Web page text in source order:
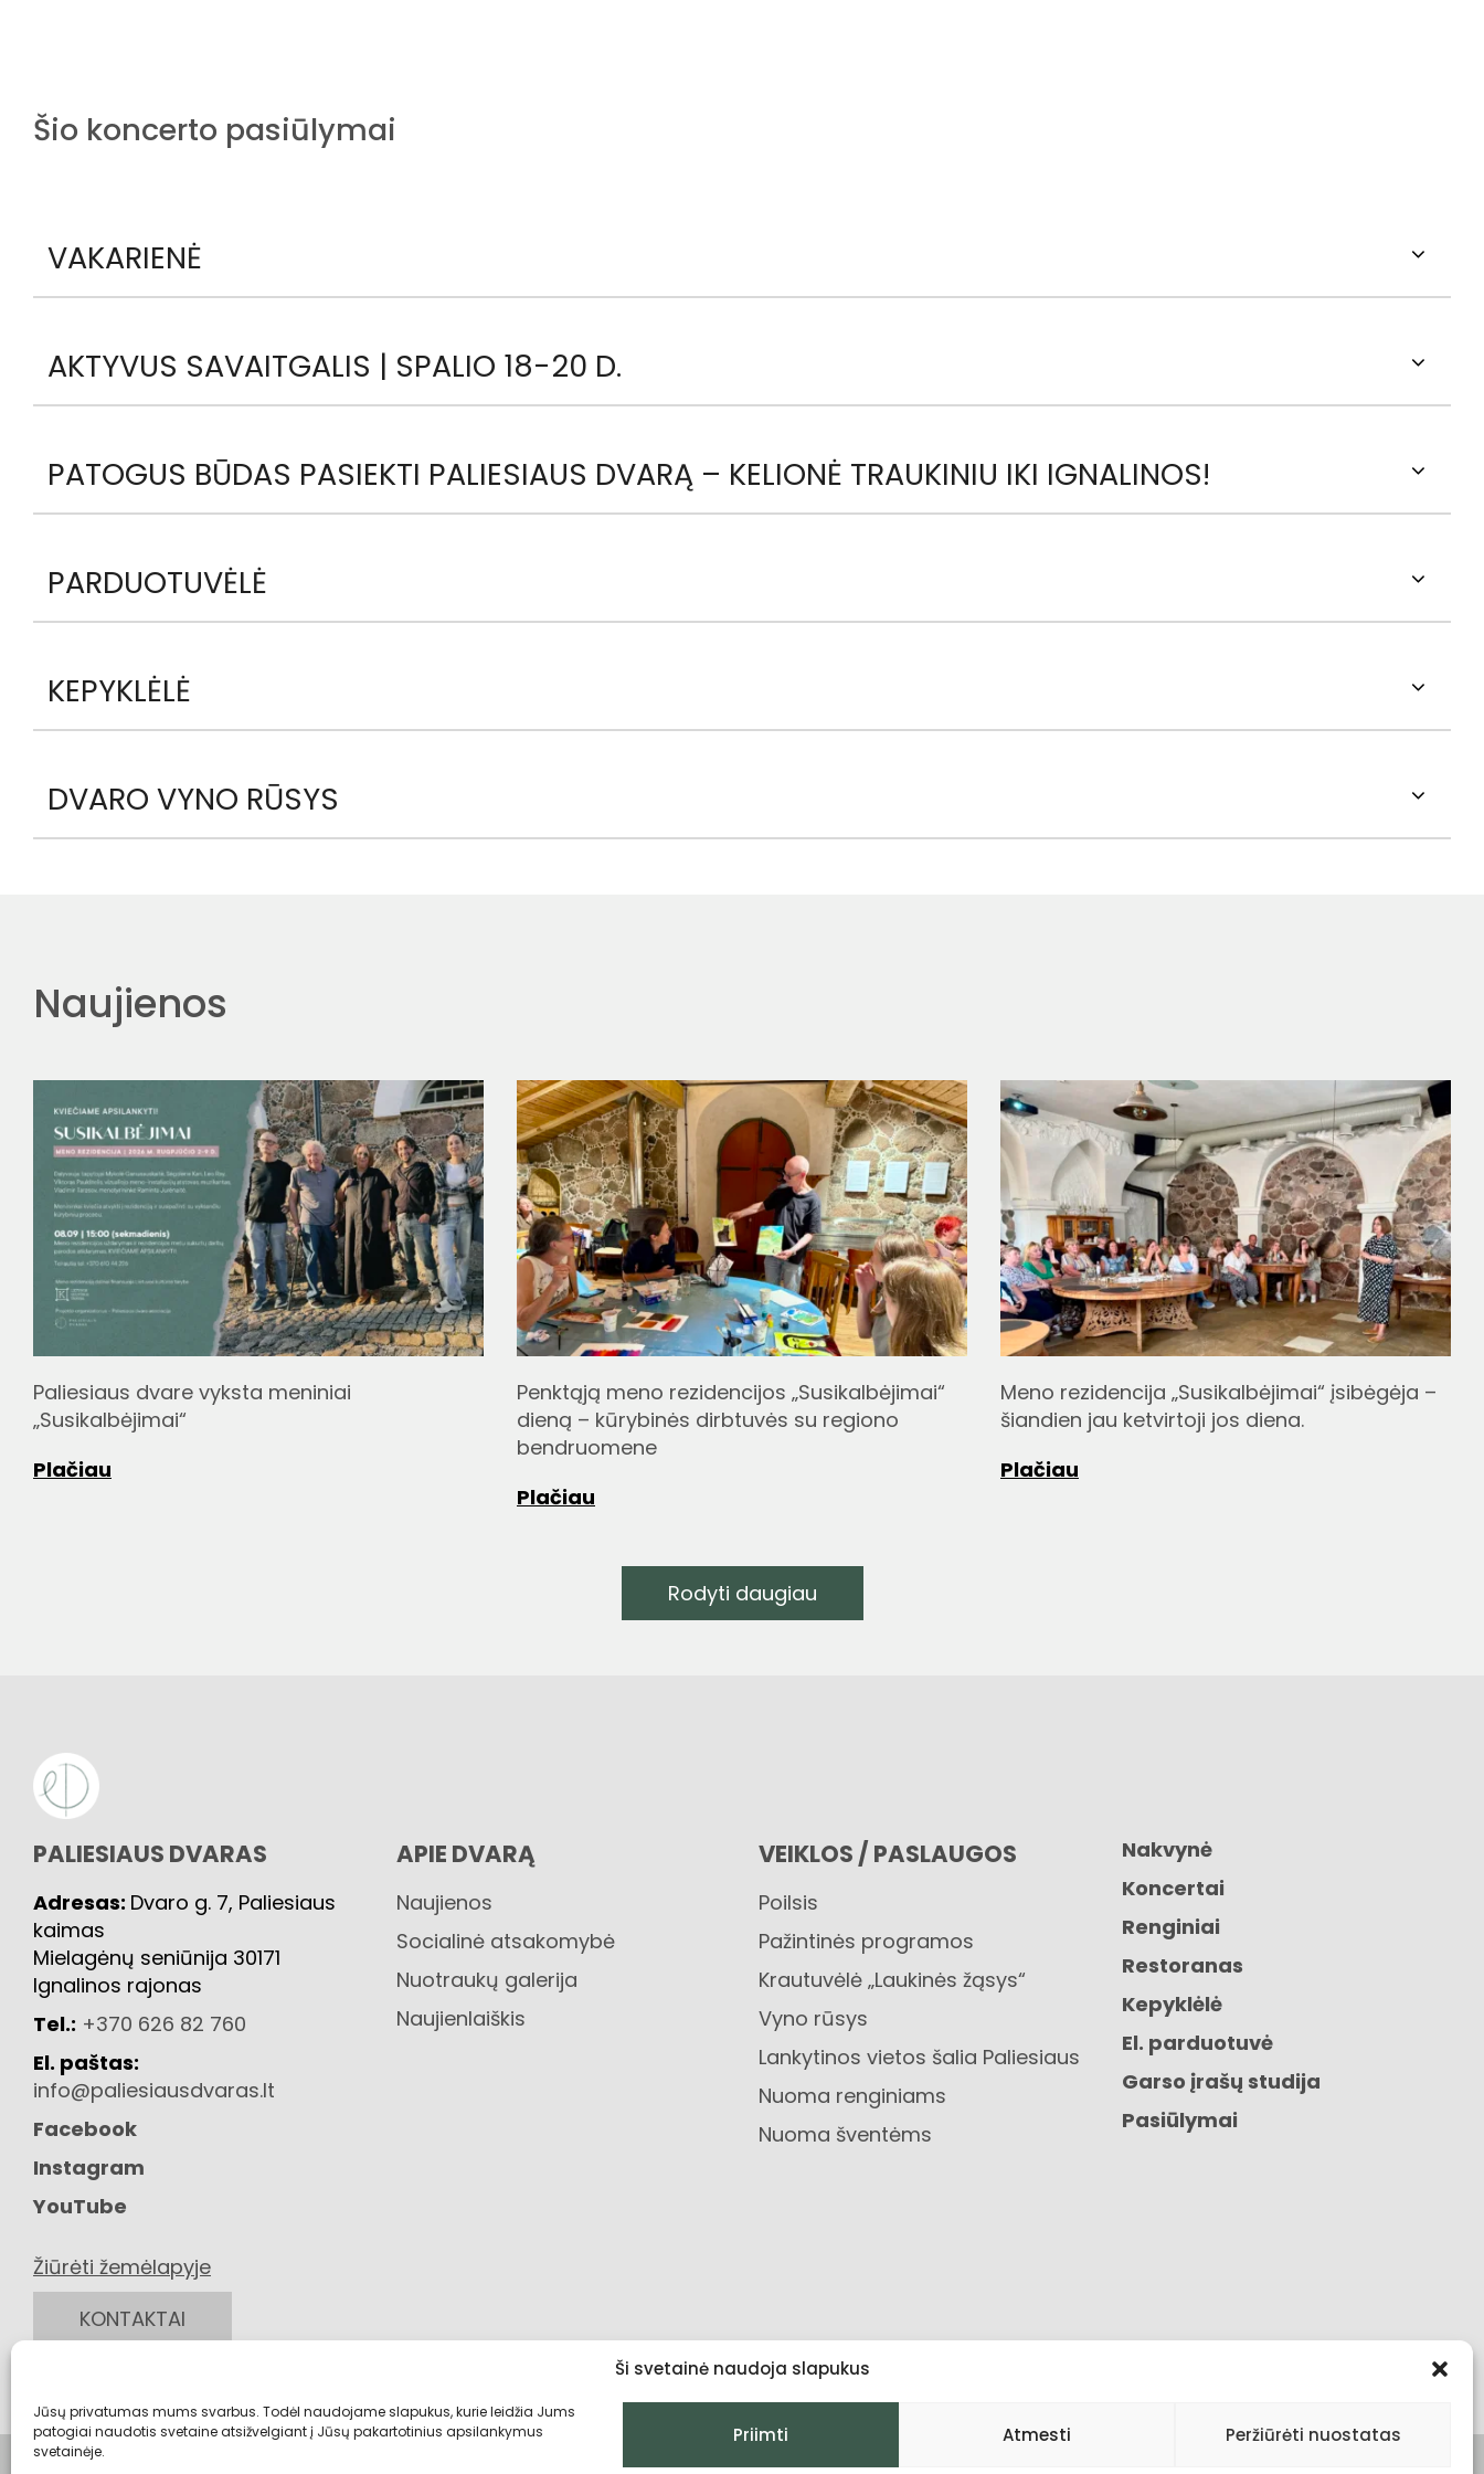
Ši svetainė naudoja slapukus
Jūsų privatumas mums svarbus. Todėl naudojame slapukus, kurie leidžia Jums
patogiai naudotis svetaine atsižvelgiant į Jūsų pakartotinius apsilankymus
svetainėje.
Priimti Atmesti Peržiūrėti nuostatas
Šio koncerto pasiūlymai
VAKARIENĖ
AKTYVUS SAVAITGALIS | SPALIO 18-20 D.
PATOGUS BŪDAS PASIEKTI PALIESIAUS DVARĄ – KELIONĖ TRAUKINIU IKI IGNALINOS!
PARDUOTUVĖLĖ
KEPYKLĖLĖ
DVARO VYNO RŪSYS
Naujienos
Paliesiaus dvare vyksta meniniai
„Susikalbėjimai“
Plačiau
Penktąją meno rezidencijos „Susikalbėjimai“
dieną – kūrybinės dirbtuvės su regiono
bendruomene
Plačiau
Meno rezidencija „Susikalbėjimai“ įsibėgėja –
šiandien jau ketvirtoji jos diena.
Plačiau
Rodyti daugiau
PALIESIAUS DVARAS
Adresas: Dvaro g. 7, Paliesiaus
kaimas
Mielagėnų seniūnija 30171
Ignalinos rajonas
Tel.: +370 626 82 760
El. paštas:
info@paliesiausdvaras.lt
Facebook
Instagram
YouTube
Žiūrėti žemėlapyje
KONTAKTAI
APIE DVARĄ
Naujienos
Socialinė atsakomybė
Nuotraukų galerija
Naujienlaiškis
VEIKLOS / PASLAUGOS
Poilsis
Pažintinės programos
Krautuvėlė „Laukinės žąsys“
Vyno rūsys
Lankytinos vietos šalia Paliesiaus
Nuoma renginiams
Nuoma šventėms
Nakvynė
Koncertai
Renginiai
Restoranas
Kepyklėlė
El. parduotuvė
Garso įrašų studija
Pasiūlymai